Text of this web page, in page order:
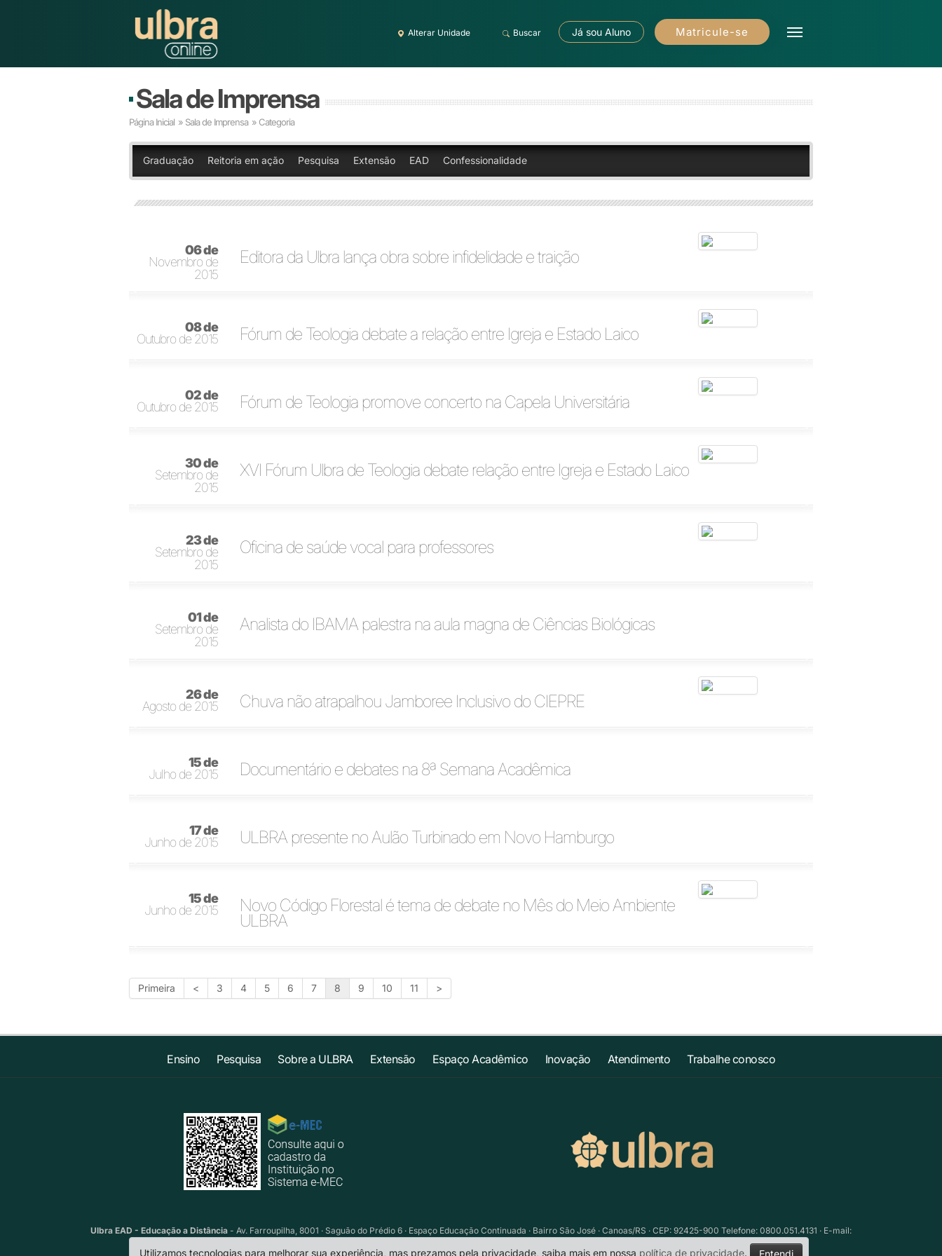
Alterar Unidade Buscar Já sou Aluno Matricule-se
Sala de Imprensa
Página Inicial » Sala de Imprensa » Categoria
Graduação Reitoria em ação Pesquisa Extensão EAD Confessionalidade
06 de
Novembro de
2015
Editora da Ulbra lança obra sobre infidelidade e traição
08 de
Outubro de 2015
Fórum de Teologia debate a relação entre Igreja e Estado Laico
02 de
Outubro de 2015
Fórum de Teologia promove concerto na Capela Universitária
30 de
Setembro de
2015
XVI Fórum Ulbra de Teologia debate relação entre Igreja e Estado Laico
23 de
Setembro de
2015
Oficina de saúde vocal para professores
01 de
Setembro de
2015
Analista do IBAMA palestra na aula magna de Ciências Biológicas
26 de
Agosto de 2015
Chuva não atrapalhou Jamboree Inclusivo do CIEPRE
15 de
Julho de 2015
Documentário e debates na 8ª Semana Acadêmica
17 de
Junho de 2015
ULBRA presente no Aulão Turbinado em Novo Hamburgo
15 de
Junho de 2015
Novo Código Florestal é tema de debate no Mês do Meio Ambiente
ULBRA
Primeira < 3 4 5 6 7 8 9 10 11 >
Ensino Pesquisa Sobre a ULBRA Extensão Espaço Acadêmico Inovação Atendimento Trabalhe conosco
Ulbra EAD - Educação a Distância - Av. Farroupilha, 8001 · Saguão do Prédio 6 · Espaço Educação Continuada · Bairro São José · Canoas/RS · CEP: 92425-900 Telefone: 0800.051.4131 · E-mail:
portalead@ulbra.br
Utilizamos tecnologias para melhorar sua experiência, mas prezamos pela privacidade, saiba mais em nossa política de privacidade. Entendi